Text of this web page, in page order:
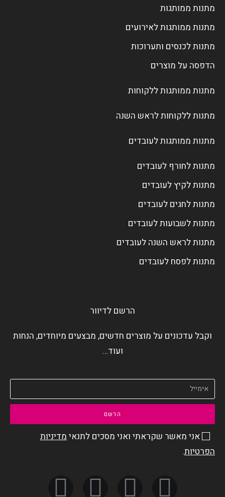
מתנות ממותגות
מתנות ממותגות לאירועים
מתנות לכנסים ותערוכות
הדפסה על מוצרים
מתנות ממותגות ללקוחות
מתנות ללקוחות לראש השנה
מתנות ממותגות לעובדים
מתנות לחורף לעובדים
מתנות לקיץ לעובדים
מתנות לחגים לעובדים
מתנות לשבועות לעובדים
מתנות לראש השנה לעובדים
מתנות לפסח לעובדים
הרשם לדיוור
וקבל עדכונים על מוצרים חדשים, מבצעים מיוחדים, הנחות
ועוד…
אני מאשר שקראתי ואני מסכים לתנאימדיניות
הפרטיות.
הרשם